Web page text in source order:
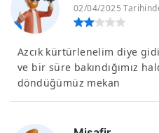
02/04/2025
Azcık kürtürlenelim diye
ve bir süre bakındığımız
döndüğümüz mekan